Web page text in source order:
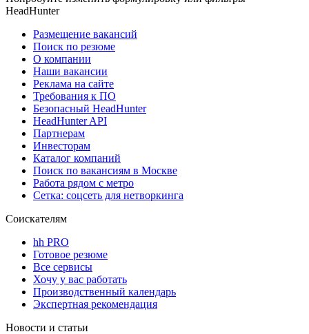
HeadHunter
Размещение вакансий
Поиск по резюме
О компании
Наши вакансии
Реклама на сайте
Требования к ПО
Безопасный HeadHunter
HeadHunter API
Партнерам
Инвесторам
Каталог компаний
Поиск по вакансиям в Москве
Работа рядом с метро
Сетка: соцсеть для нетворкинга
Соискателям
hh PRO
Готовое резюме
Все сервисы
Хочу у вас работать
Производственный календарь
Экспертная рекомендация
Новости и статьи